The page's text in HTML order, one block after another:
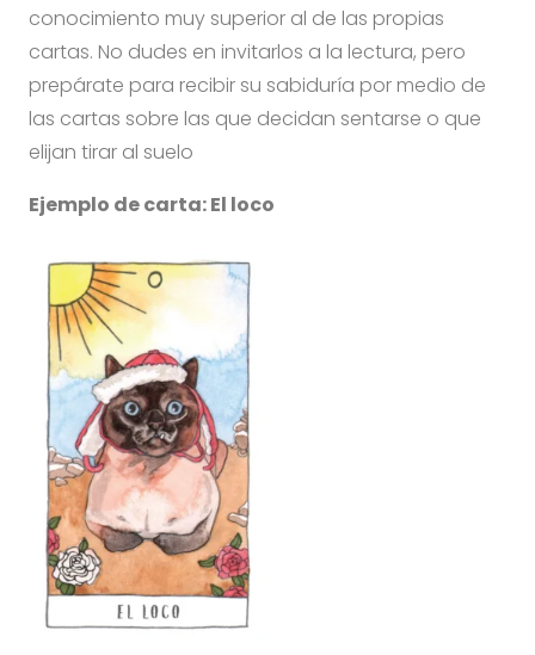
conocimiento muy superior al de las propias
cartas. No dudes en invitarlos a la lectura, pero
prepárate para recibir su sabiduría por medio de
las cartas sobre las que decidan sentarse o que
elijan tirar al suelo
Ejemplo de carta: El loco